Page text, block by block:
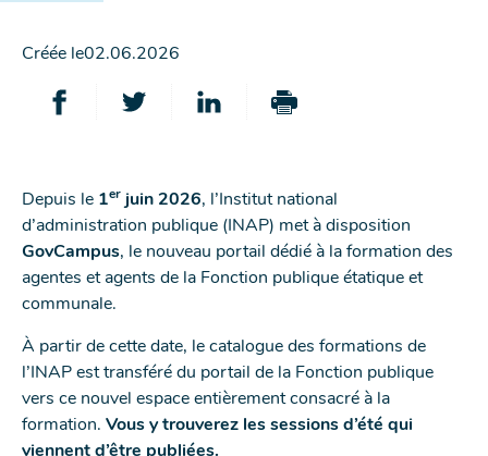
Créée le02.06.2026
-
NOUVELLE
FENÊTRE
-
NOUVELLE
FENÊTRE
-
NOUVELLE
FENÊTRE
Depuis le 1er juin 2026, l’Institut national
d’administration publique (INAP) met à disposition
GovCampus, le nouveau portail dédié à la formation des
agentes et agents de la Fonction publique étatique et
communale.
À partir de cette date, le catalogue des formations de
l’INAP est transféré du portail de la Fonction publique
vers ce nouvel espace entièrement consacré à la
formation. Vous y trouverez les sessions d’été qui
viennent d’être publiées.